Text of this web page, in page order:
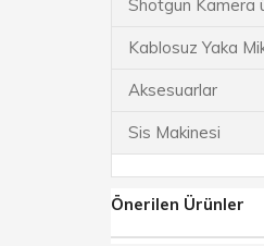
Shotgun Kamera
Kablosuz Yaka
Aksesuarlar
Sis Makinesi
Önerilen Ürünler